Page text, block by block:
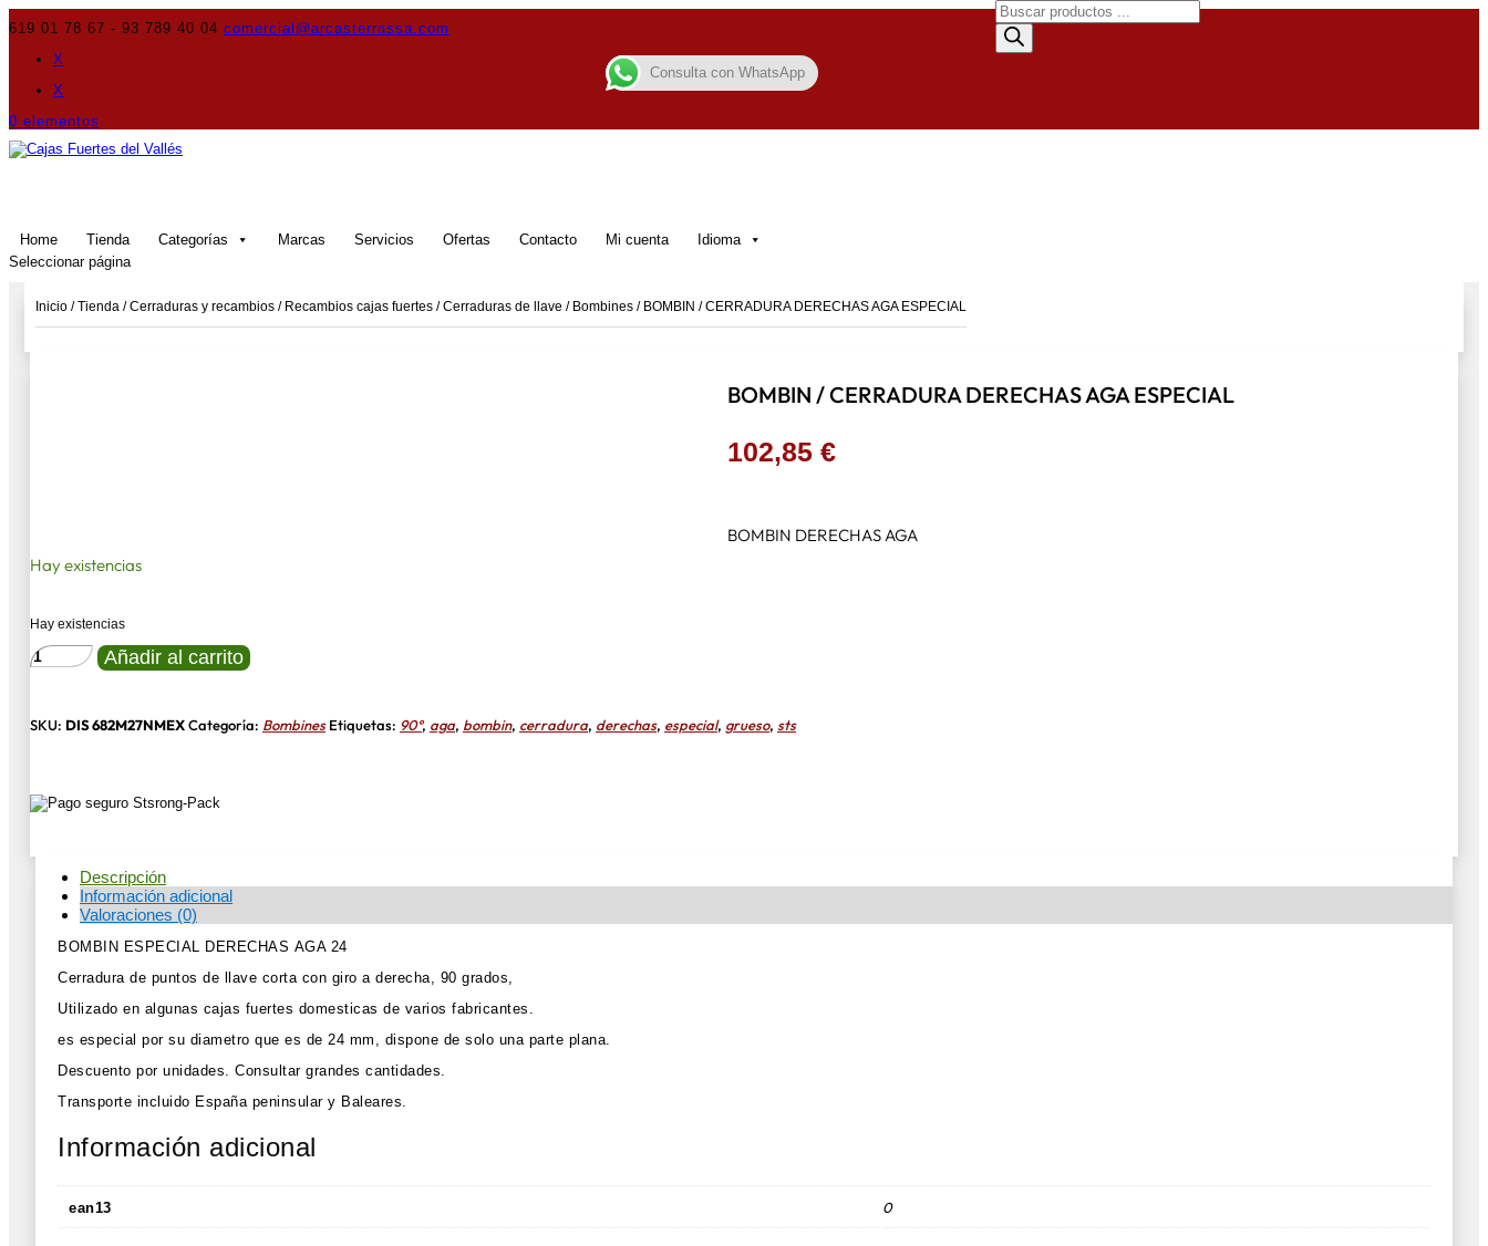
619 01 78 67 - 93 789 40 04 comercial@arcasterrassa.com
X
X
0 elementos
Home Tienda Categorías Marcas Servicios Ofertas Contacto Mi cuenta
Idioma
Seleccionar página
Búsqueda
de
productos
Inicio /Tienda /Cerraduras y recambios / Recambios cajas fuertes /Cerraduras de llave / Bombines / BOMBIN / CERRADURA DERECHAS AGA ESPECIAL
BOMBIN / CERRADURA DERECHAS AGA ESPECIAL
102,85 €
BOMBIN DERECHAS AGA
Hay existencias
Hay existencias
BOMBIN
/
AGA
Añadir al carrito
SKU: DIS 682M27NMEXCategoría: Bombines Etiquetas: 90º, aga, bombin, cerradura, derechas, especial, grueso, sts
Descripción
Información adicional
Valoraciones (0)
BOMBIN ESPECIAL DERECHAS AGA 24
Cerradura de puntos de llave corta con giro a derecha, 90 grados,
Utilizado en algunas cajas fuertes domesticas de varios fabricantes.
es especial por su diametro que es de 24 mm, dispone de solo una parte plana.
Descuento por unidades.
Consultar grandes cantidades.
Transporte incluido España peninsular y Baleares.
Información adicional
ean13 0
Consulta con WhatsApp